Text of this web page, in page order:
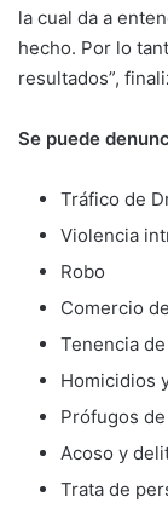
la cual da a
hecho. Por lo
resultados”,
Se puede
Tráfico de
Violencia
Robo
Comercio
Tenencia
Homicidios
Prófugos
Acoso y
Trata de